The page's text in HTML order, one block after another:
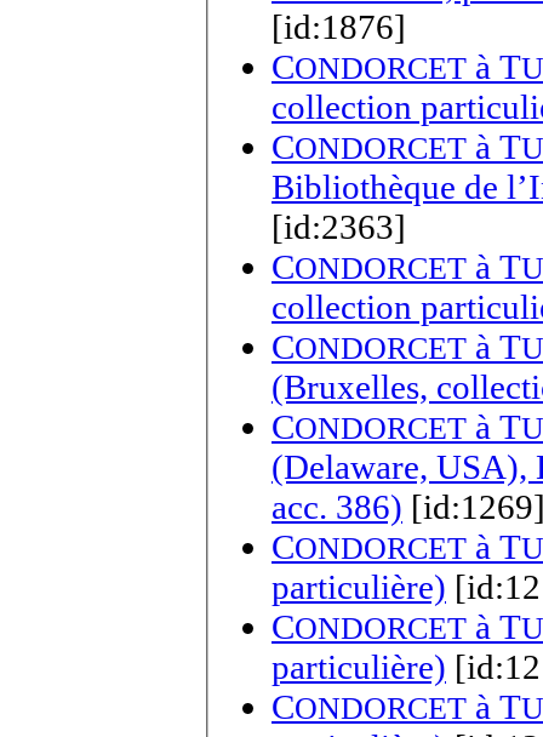
[id:1876]
CONDORCET à T
collection
CONDORCET à T
Bibliothèque de
[id:2363]
CONDORCET à T
collection
CONDORCET à T
(Bruxelles,
CONDORCET à T
(Delaware, USA),
acc. 386)
CONDORCET à T
particulière)
CONDORCET à T
particulière)
CONDORCET à T